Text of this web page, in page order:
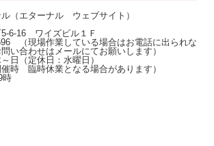
（エターナル ウェブサイト）
6-16 ワイズビル１Ｆ
（現場作業している場合はお電話に出られな
い合わせはメールにてお願いします）
日（定休日：水曜日）
催時 臨時休業となる場合があります）
時